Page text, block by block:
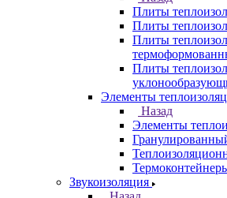
Плиты
Плиты
Плиты
Плиты
Элементы
Назад
Элементы
Звукоизоляция